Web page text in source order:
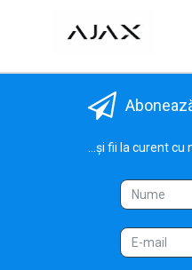
...și fii la curent cu